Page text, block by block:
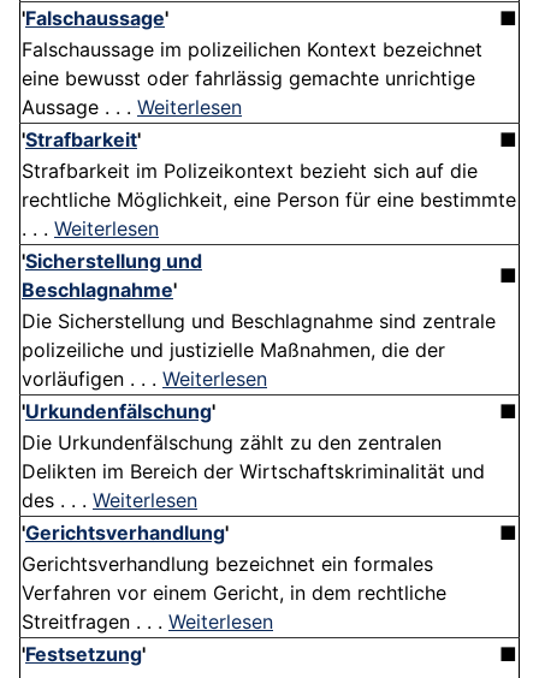
'Falschaussage'
■
Falschaussage im polizeilichen Kontext bezeichnet
eine bewusst oder fahrlässig gemachte unrichtige
Aussage . . . Weiterlesen
'Strafbarkeit'
■
Strafbarkeit im Polizeikontext bezieht sich auf die
rechtliche Möglichkeit, eine Person für eine bestimmte
. . . Weiterlesen
'Sicherstellung und
Beschlagnahme'
■
Die Sicherstellung und Beschlagnahme sind zentrale
polizeiliche und justizielle Maßnahmen, die der
vorläufigen . . . Weiterlesen
'Urkundenfälschung'
■
Die Urkundenfälschung zählt zu den zentralen
Delikten im Bereich der Wirtschaftskriminalität und
des . . . Weiterlesen
'Gerichtsverhandlung'
■
Gerichtsverhandlung bezeichnet ein formales
Verfahren vor einem Gericht, in dem rechtliche
Streitfragen . . . Weiterlesen
'Festsetzung'
■